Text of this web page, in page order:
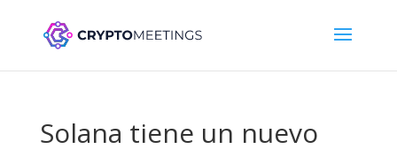
Solana tiene un nuevo